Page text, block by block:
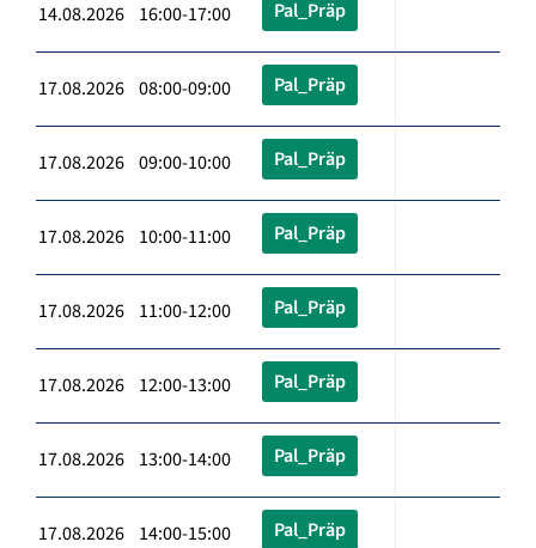
14.08.2026 16:00-17:00 Pal_Präp
17.08.2026 08:00-09:00 Pal_Präp
17.08.2026 09:00-10:00 Pal_Präp
17.08.2026 10:00-11:00 Pal_Präp
17.08.2026 11:00-12:00 Pal_Präp
17.08.2026 12:00-13:00 Pal_Präp
17.08.2026 13:00-14:00 Pal_Präp
17.08.2026 14:00-15:00 Pal_Präp